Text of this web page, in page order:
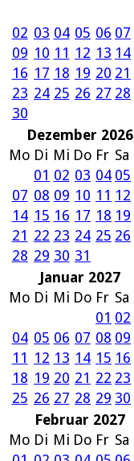
02 03 04 05 06 07
09 10 11 12 13 14
16 17 18 19 20 21
23 24 25 26 27 28
30
Dezember 2026
Mo Di Mi Do Fr Sa
01 02 03 04 05
07 08 09 10 11 12
14 15 16 17 18 19
21 22 23 24 25 26
28 29 30 31
Januar 2027
Mo Di Mi Do Fr Sa
01 02
04 05 06 07 08 09
11 12 13 14 15 16
18 19 20 21 22 23
25 26 27 28 29 30
Februar 2027
Mo Di Mi Do Fr Sa